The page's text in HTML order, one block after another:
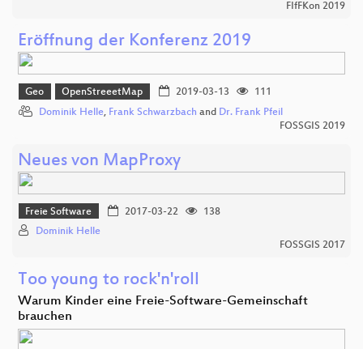
FIfFKon 2019
Eröffnung der Konferenz 2019
Geo OpenStreeetMap 2019-03-13
111
Dominik Helle, Frank Schwarzbach and Dr. Frank Pfeil
FOSSGIS 2019
Neues von MapProxy
Freie Software 2017-03-22
138
Dominik Helle
FOSSGIS 2017
Too young to rock'n'roll
Warum Kinder eine Freie-Software-Gemeinschaft
brauchen